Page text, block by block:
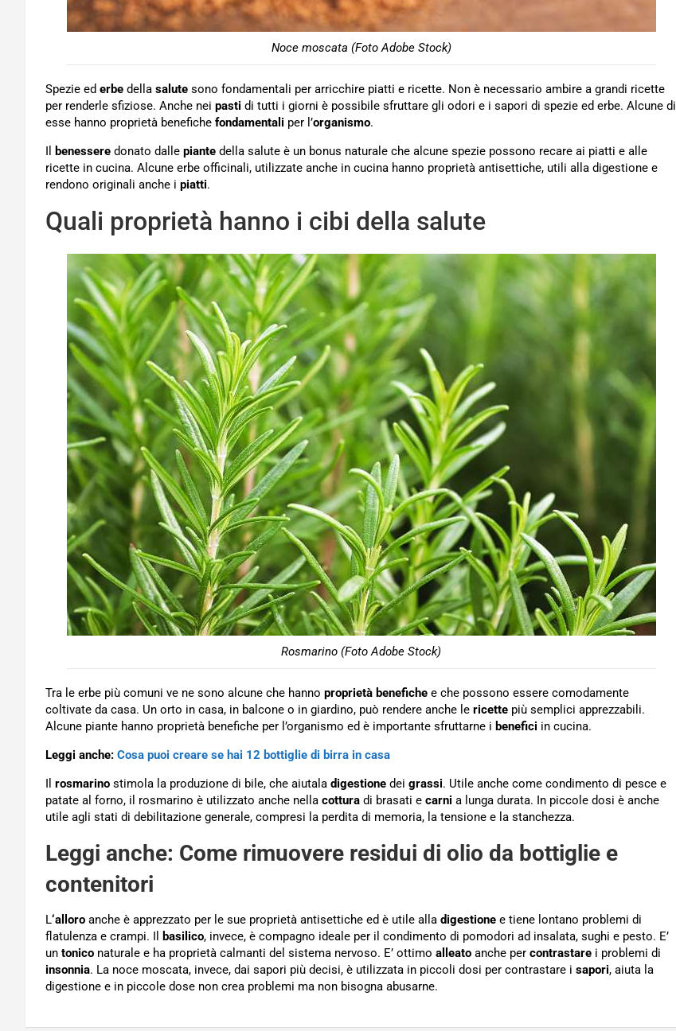
Noce moscata (Foto Adobe Stock)
Spezie ed erbe della salute sono fondamentali per arricchire piatti e ricette. Non è necessario ambire a grandi ricette
per renderle sfiziose. Anche nei pasti di tutti i giorni è possibile sfruttare gli odori e i sapori di spezie ed erbe. Alcune di
esse hanno proprietà benefiche fondamentali per l’organismo.
Il
benessere donato dalle piante della salute è un bonus naturale che alcune spezie possono recare ai piatti e alle
ricette in cucina. Alcune erbe officinali, utilizzate anche in cucina hanno proprietà antisettiche, utili alla digestione e
rendono originali anche i piatti.
Quali proprietà hanno i cibi della salute
Rosmarino (Foto Adobe Stock)
Tra le erbe più comuni ve ne sono alcune che hanno proprietà benefiche e che possono essere comodamente
coltivate da casa. Un orto in casa, in balcone o in giardino, può rendere anche le ricette più semplici apprezzabili.
Alcune piante hanno proprietà benefiche per l’organismo ed è importante sfruttarne i benefici in cucina.
Leggi anche: Cosa puoi creare se hai 12 bottiglie di birra in casa
Il rosmarino stimola la produzione di bile, che aiutala digestione dei grassi. Utile anche come condimento di pesce e
patate al forno, il rosmarino è utilizzato anche nella cottura di brasati e carni a lunga durata. In piccole dosi è anche
utile agli stati di debilitazione generale, compresi la perdita di memoria, la tensione e la stanchezza.
Leggi anche: Come rimuovere residui di olio da bottiglie e
contenitori
L‘alloro anche è apprezzato per le sue proprietà antisettiche ed è utile alla digestione e tiene lontano problemi di
flatulenza e crampi. Il
basilico, invece, è compagno ideale per il condimento di pomodori ad insalata, sughi e pesto. E’
un tonico naturale e ha proprietà calmanti del sistema nervoso. E’ ottimo alleato anche per contrastare i problemi di
insonnia. La noce moscata, invece, dai sapori più decisi, è utilizzata in piccoli dosi per contrastare i sapori, aiuta la
digestione e in piccole dose non crea problemi ma non bisogna abusarne.